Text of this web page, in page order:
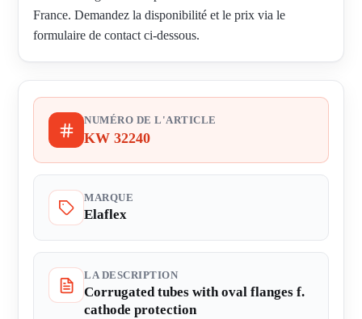
France. Demandez la disponibilité et le prix via le
formulaire de contact ci-dessous.
NUMÉRO DE L'ARTICLE
KW 32240
MARQUE
Elaflex
LA DESCRIPTION
Corrugated tubes with oval flanges f.
cathode protection